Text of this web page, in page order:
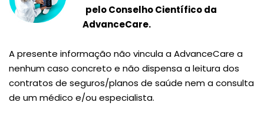
pelo Conselho Científico da
AdvanceCare.
A presente informação não vincula a AdvanceCare a
nenhum caso concreto e não dispensa a leitura dos
contratos de seguros/planos de saúde nem a consulta
de um médico e/ou especialista.